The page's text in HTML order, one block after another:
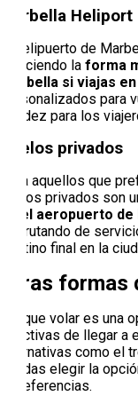
Marbella Heliport
El helipuerto de
ofreciendo la forma
Marbella si viajas
personalizados para
rapidez para los
Vuelos privados
Para aquellos que
vuelos privados son
en el aeropuerto
disfrutando de
destino final en la
Otras
Aunque volar es una
atractivas de llegar
alternativas como el
puedas elegir la
y preferencias.